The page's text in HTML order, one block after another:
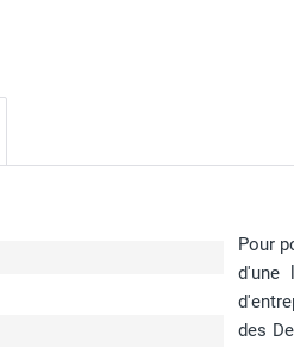
Pour
d'une
des